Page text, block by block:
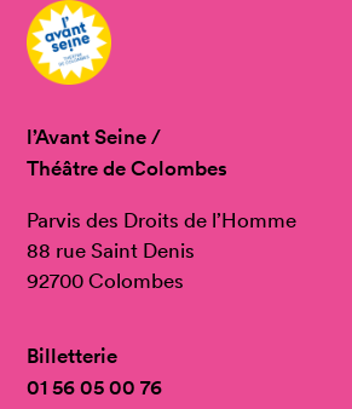
l’Avant Seine /
Théâtre de Colombes
Parvis des Droits de l’Homme
88 rue Saint Denis
92700 Colombes
Billetterie
01 56 05 00 76